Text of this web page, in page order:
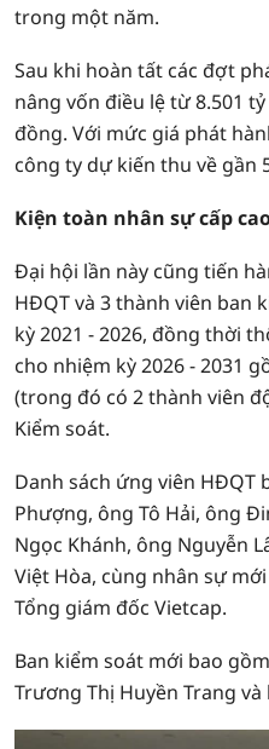
trong một năm.
Sau khi hoàn tất các đợt
nâng vốn điều lệ từ 8.501
đồng. Với mức giá phát
công ty dự kiến thu về gần
Kiện toàn nhân sự cấp
Đại hội lần này cũng tiến
HĐQT và 3 thành viên ban
kỳ 2021 - 2026, đồng thời
cho nhiệm kỳ 2026 - 2031
(trong đó có 2 thành viên
Kiểm soát.
Danh sách ứng viên HĐQT
Phượng, ông Tô Hải, ông
Ngọc Khánh, ông Nguyễn
Việt Hòa, cùng nhân sự
Tổng giám đốc Vietcap.
Ban kiểm soát mới bao
Trương Thị Huyền Trang